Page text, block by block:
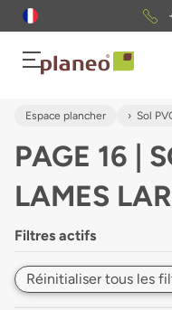
Espace plancher Sol
PAGE 16 |
LAMES
Filtres actifs
Réinitialiser tous les